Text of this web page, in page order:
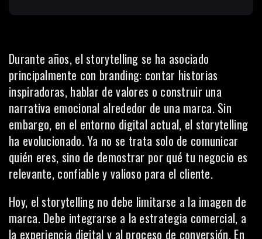
Durante años, el storytelling se ha asociado
principalmente con branding: contar historias
inspiradoras, hablar de valores o construir una
narrativa emocional alrededor de una marca. Sin
embargo, en el entorno digital actual, el storytelling
ha evolucionado. Ya no se trata solo de comunicar
quién eres, sino de demostrar por qué tu negocio es
relevante, confiable y valioso para el cliente.
Hoy, el storytelling no debe limitarse a la imagen de
marca. Debe integrarse a la estrategia comercial, a
la experiencia digital y al proceso de conversión. En